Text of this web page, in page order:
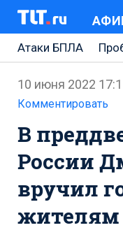
Атаки БПЛА
Ремонт
Ремонт
Набережная
Неделя Тольятти
10 июня 2022
Комментировать
В
России
вручил
жителям